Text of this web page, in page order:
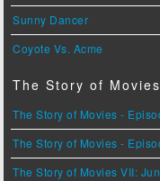
Sunny Dancer
Coyote Vs. Acme
The Story of Movies
The Story of Movies -
The Story of Movies -
The Story of Movies VII: